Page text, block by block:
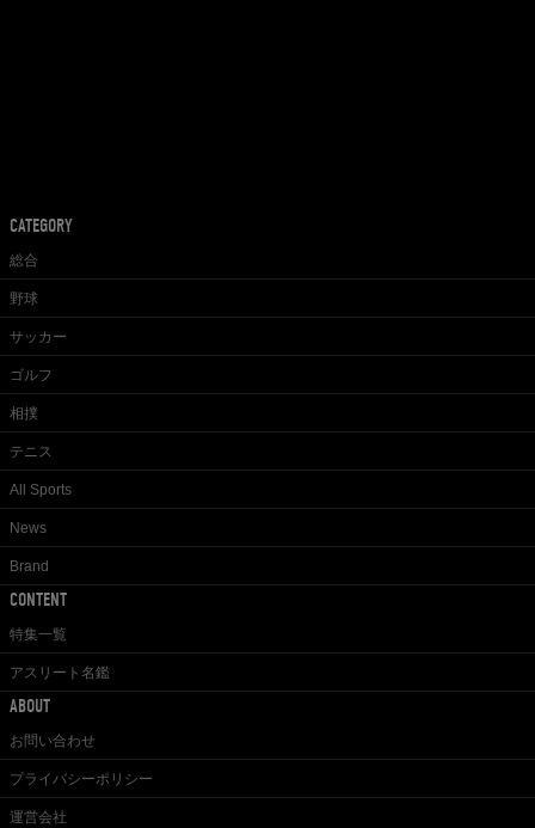
CATEGORY
総合
野球
サッカー
ゴルフ
相撲
テニス
All Sports
News
Brand
CONTENT
特集一覧
アスリート名鑑
ABOUT
お問い合わせ
プライバシーポリシー
運営会社